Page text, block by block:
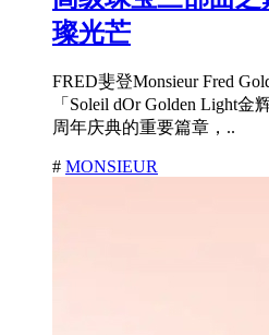
璨光芒
FRED斐登Monsieur Fred
「Soleil dOr Golden Light
周年庆典的重要篇章，..
# MONSIEUR